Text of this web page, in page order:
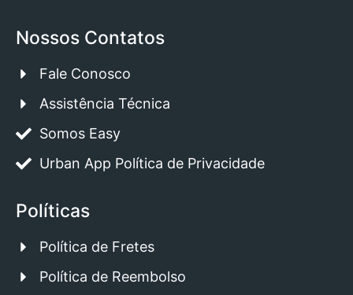
Nossos Contatos
Fale Conosco
Assistência Técnica
Somos Easy
Urban App Política de Privacidade
Políticas
Política de Fretes
Política de Reembolso